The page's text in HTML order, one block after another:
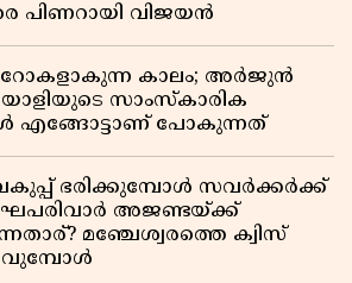
പിണറായി വിജയൻ
കാലം; അർജുൻ
സാംസ്കാരിക
എങ്ങോട്ടാണ് പോകുന്നത്
വകുപ്പ് ഭരിക്കുമ്പോൾ സവർക്കർക്ക്
അജണ്ടയ്ക്ക്
മഞ്ചേശ്വരത്തെ ക്വിസ്